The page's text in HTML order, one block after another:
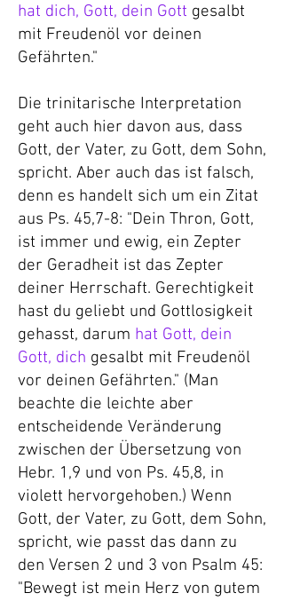
hat dich, Gott, dein Gott gesalbt
mit Freudenöl vor deinen
Gefährten."
Die trinitarische Interpretation
geht auch hier davon aus, dass
Gott, der Vater, zu Gott, dem Sohn,
spricht. Aber auch das ist falsch,
denn es handelt sich um ein Zitat
aus Ps. 45,7-8: "Dein Thron, Gott,
ist immer und ewig, ein Zepter
der Geradheit ist das Zepter
deiner Herrschaft. Gerechtigkeit
hast du geliebt und Gottlosigkeit
gehasst, darum hat Gott, dein
Gott, dich gesalbt mit Freudenöl
vor deinen Gefährten." (Man
beachte die leichte aber
entscheidende Veränderung
zwischen der Übersetzung von
Hebr. 1,9 und von Ps. 45,8, in
violett hervorgehoben.) Wenn
Gott, der Vater, zu Gott, dem Sohn,
spricht, wie passt das dann zu
den Versen 2 und 3 von Psalm 45:
"Bewegt ist mein Herz von gutem